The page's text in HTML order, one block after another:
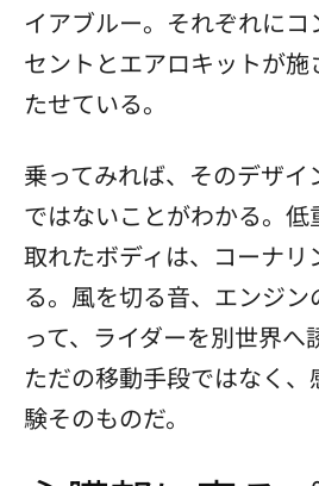
イアブルー。それぞれにコ
セントとエアロキットが
たせている。
乗ってみれば、そのデザイ
ではないことがわかる。
取れたボディは、コーナリ
る。風を切る音、エンジ
って、ライダーを別世界へ
ただの移動手段ではなく
験そのものだ。